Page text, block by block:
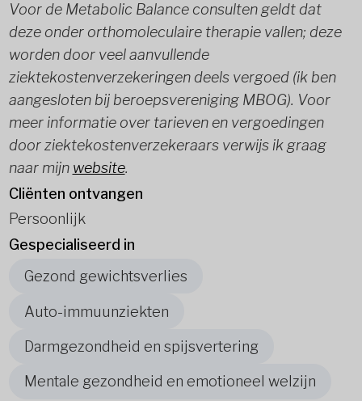
Voor de Metabolic Balance consulten geldt dat
deze onder orthomoleculaire therapie vallen; deze
worden door veel aanvullende
ziektekostenverzekeringen deels vergoed (ik ben
aangesloten bij beroepsvereniging MBOG). Voor
meer informatie over tarieven en vergoedingen
door ziektekostenverzekeraars verwijs ik graag
naar mijn website.
Cliënten ontvangen
Persoonlijk
Gespecialiseerd in
Gezond gewichtsverlies
Auto-immuunziekten
Darmgezondheid en spijsvertering
Mentale gezondheid en emotioneel welzijn